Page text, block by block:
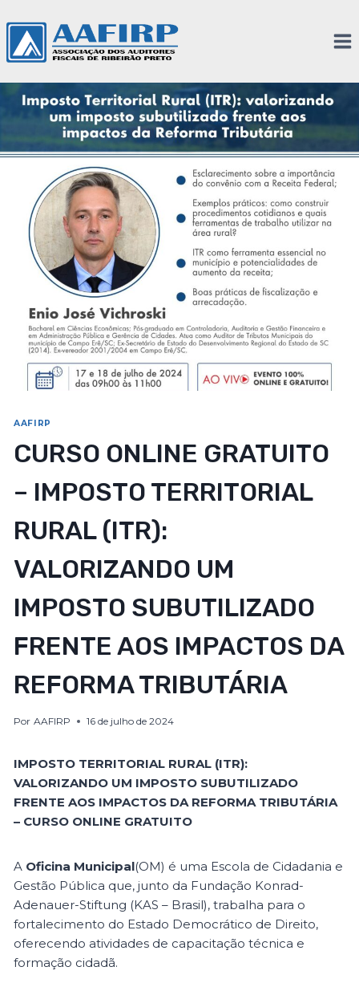
AAFIRP
CURSO ONLINE GRATUITO
– IMPOSTO TERRITORIAL
RURAL (ITR):
VALORIZANDO UM
IMPOSTO SUBUTILIZADO
FRENTE AOS IMPACTOS DA
REFORMA TRIBUTÁRIA
Por AAFIRP 16 de julho de 2024
IMPOSTO TERRITORIAL RURAL (ITR):
VALORIZANDO UM IMPOSTO SUBUTILIZADO
FRENTE AOS IMPACTOS DA REFORMA TRIBUTÁRIA
– CURSO ONLINE GRATUITO
A Oficina Municipal(OM) é uma Escola de Cidadania e
Gestão Pública que, junto da Fundação Konrad-
Adenauer-Stiftung (KAS – Brasil), trabalha para o
fortalecimento do Estado Democrático de Direito,
oferecendo atividades de capacitação técnica e
formação cidadã.